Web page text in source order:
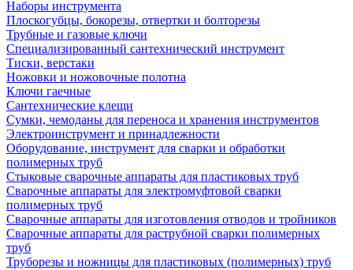
Наборы инструмента
Плоскогубцы, бокорезы, отвертки и болторезы
Трубные и газовые ключи
Специализированный сантехнический инструмент
Тиски, верстаки
Ножовки и ножовочные полотна
Ключи гаечные
Сантехнические клещи
Сумки, чемоданы для переноса и хранения инструментов
Электроинструмент и принадлежности
Оборудование, инструмент для сварки и обработки
полимерных труб
Стыковые сварочные аппараты для пластиковых труб
Сварочные аппараты для электромуфтовой сварки
полимерных труб
Сварочные аппараты для изготовления отводов и тройников
Сварочные аппараты для раструбной сварки полимерных
труб
Труборезы и ножницы для пластиковых (полимерных) труб